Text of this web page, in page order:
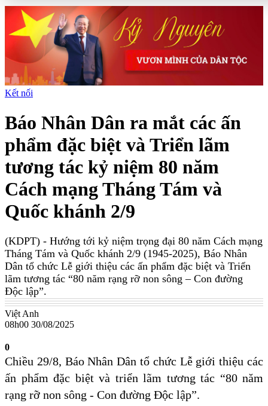
Kết nối
Báo Nhân Dân ra mắt các ấn
phẩm đặc biệt và Triển lãm
tương tác kỷ niệm 80 năm
Cách mạng Tháng Tám và
Quốc khánh 2/9
(KDPT) - Hướng tới kỷ niệm trọng đại 80 năm Cách mạng
Tháng Tám và Quốc khánh 2/9 (1945-2025), Báo Nhân
Dân tổ chức Lễ giới thiệu các ấn phẩm đặc biệt và Triển
lãm tương tác “80 năm rạng rỡ non sông – Con đường
Độc lập”.
Việt Anh
08h00 30/08/2025
0
Chiều 29/8, Báo Nhân Dân tổ chức Lễ giới thiệu các
ấn phẩm đặc biệt và triển lãm tương tác “80 năm
rạng rỡ non sông - Con đường Độc lập”.